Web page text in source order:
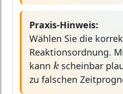
Praxis-Hinweis:
Wählen Sie die
Reaktionsordnung.
kann k
kscheinbar
zu falschen